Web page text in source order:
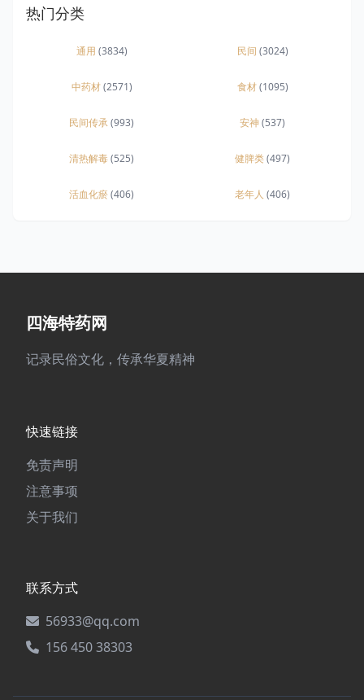
热门分类
通用 (3834) 民间 (3024)
中药材(2571) 食材(1095)
民间传承(993) 安神(537)
清热解毒(525) 健脾类(497)
活血化瘀(406) 老年人 (406)
四海特药网
记录民俗文化，传承华夏精神
快速链接
免责声明
注意事项
关于我们
联系方式
56933@qq.com
156 450 38303